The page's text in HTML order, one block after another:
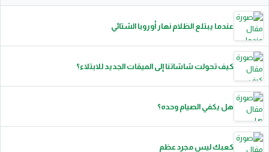
عندما يبتلع الظلام نهار أوروبا الشتائي
كيف تحولت شاشاتنا إلى الميقات الجديد للابتلاء؟
هل يكفي الصيام وحده؟
كعبك ليس مجرد عظم